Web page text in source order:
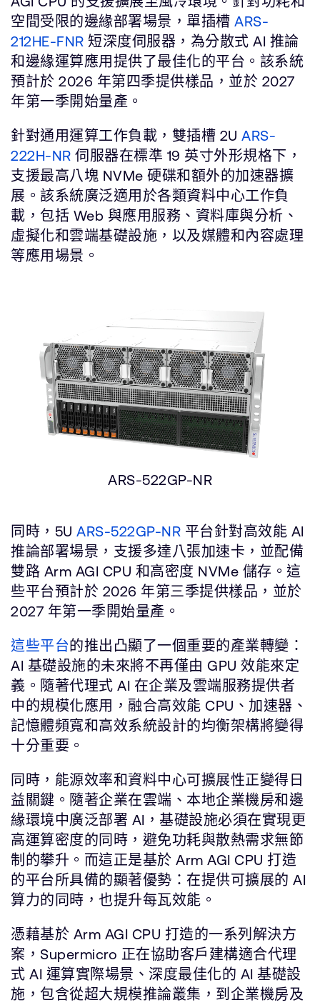
空間受限的邊緣部署場景，單插槽 ARS-
212HE-FNR 短深度伺服器，為分散式 AI 推論
和邊緣運算應用提供了最佳化的平台。該系統
預計於 2026 年第四季提供樣品，並於 2027
年第一季開始量產。
針對通用運算工作負載，雙插槽 2U ARS-
222H-NR 伺服器在標準 19 英寸外形規格下，
支援最高八塊 NVMe 硬碟和額外的加速器擴
展。該系統廣泛適用於各類資料中心工作負
載，包括 Web 與應用服務、資料庫與分析、
虛擬化和雲端基礎設施，以及媒體和內容處理
等應用場景。
ARS-522GP-NR
同時，5U ARS-522GP-NR 平台針對高效能 AI
推論部署場景，支援多達八張加速卡，並配備
雙路 Arm AGI CPU 和高密度 NVMe 儲存。這
些平台預計於 2026 年第三季提供樣品，並於
2027 年第一季開始量產。
這些平台的推出凸顯了一個重要的產業轉變：
AI 基礎設施的未來將不再僅由 GPU 效能來定
義。隨著代理式 AI 在企業及雲端服務提供者
中的規模化應用，融合高效能 CPU、加速器、
記憶體頻寬和高效系統設計的均衡架構將變得
十分重要。
同時，能源效率和資料中心可擴展性正變得日
益關鍵。隨著企業在雲端、本地企業機房和邊
緣環境中廣泛部署 AI，基礎設施必須在實現更
高運算密度的同時，避免功耗與散熱需求無節
制的攀升。而這正是基於 Arm AGI CPU 打造
的平台所具備的顯著優勢：在提供可擴展的 AI
算力的同時，也提升每瓦效能。
憑藉基於 Arm AGI CPU 打造的一系列解決方
案，Supermicro 正在協助客戶建構適合代理
式 AI 運算實際場景、深度最佳化的 AI 基礎設
施，包含從超大規模推論叢集，到企業機房及